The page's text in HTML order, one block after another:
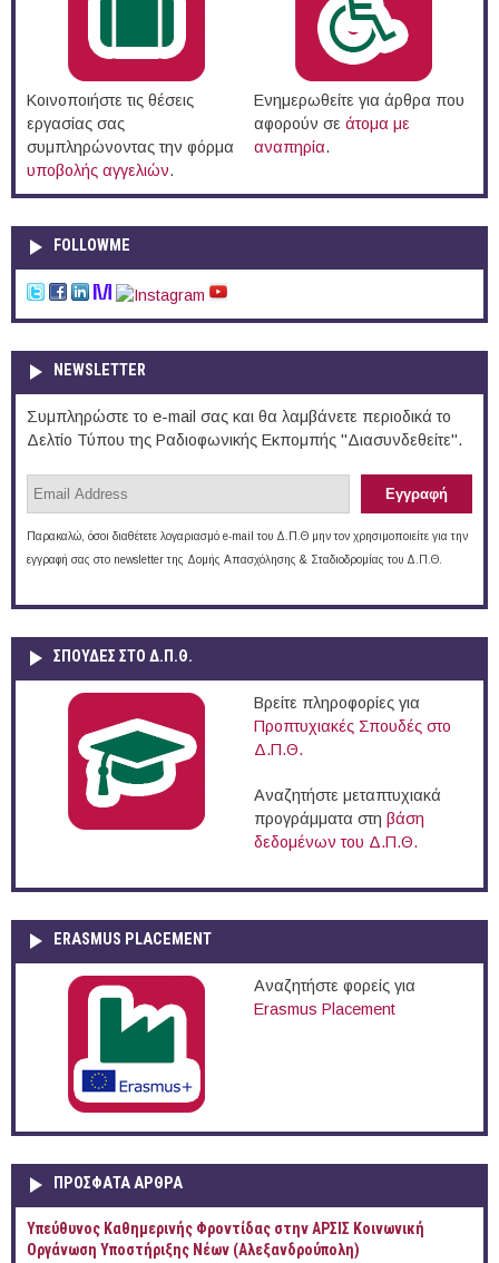
Κοινοποιήστε τις θέσεις
εργασίας σας
συμπληρώνοντας την φόρμα
υποβολής αγγελιών.
Ενημερωθείτε για άρθρα που
αφορούν σε άτομα με
αναπηρία.
FOLLOWME
NEWSLETTER
Συμπληρώστε το e-mail σας και θα λαμβάνετε περιοδικά το
Δελτίο Τύπου της Ραδιοφωνικής Εκπομπής "Διασυνδεθείτε".
Παρακαλώ, όσοι διαθέτετε λογαριασμό e-mail του Δ.Π.Θ μην τον χρησιμοποιείτε για την
εγγραφή σας στο newsletter της Δομής Απασχόλησης & Σταδιοδρομίας του Δ.Π.Θ.
ΣΠΟΥΔΈΣ ΣΤΟ Δ.Π.Θ.
Βρείτε πληροφορίες για
Προπτυχιακές Σπουδές στο
Δ.Π.Θ.
Αναζητήστε μεταπτυχιακά
προγράμματα στη βάση
δεδομένων του Δ.Π.Θ.
ERASMUS PLACEMENT
Αναζητήστε φορείς για
Erasmus Placement
ΠΡOΣΦΑΤΑ AΡΘΡΑ
Yπεύθυνος Καθημερινής Φροντίδας στην ΑΡΣΙΣ Κοινωνική
Οργάνωση Υποστήριξης Νέων (Αλεξανδρούπολη)